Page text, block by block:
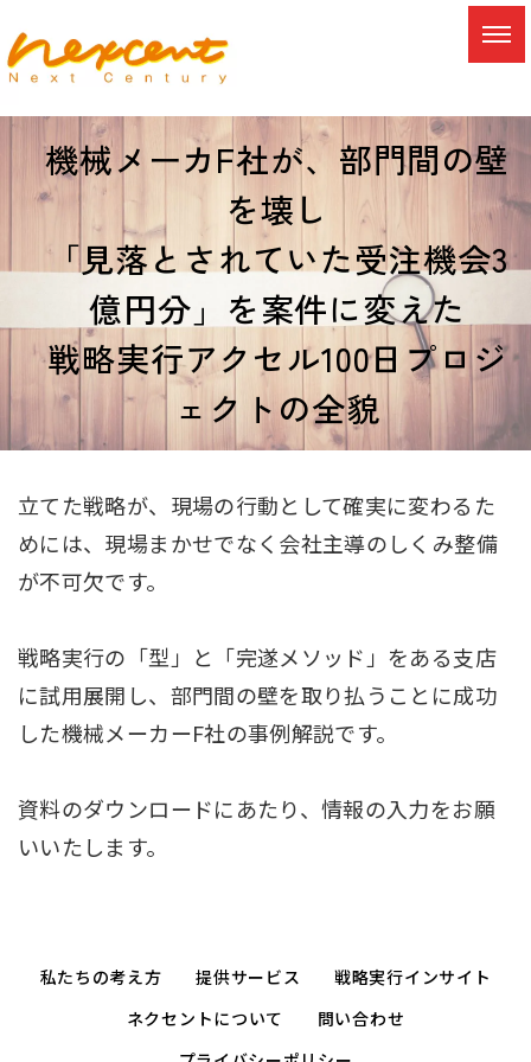
機械メーカF社が、部門間の壁
を壊し
「見落とされていた受注機会3
億円分」を案件に変えた
戦略実行アクセル100日プロジ
ェクトの全貌
立てた戦略が、現場の行動として確実に変わるた
めには、現場まかせでなく会社主導のしくみ整備
が不可欠です。
戦略実行の「型」と「完遂メソッド」をある支店
に試用展開し、部門間の壁を取り払うことに成功
した機械メーカーF社の事例解説です。
資料のダウンロードにあたり、情報の入力をお願
いいたします。
私たちの考え方 提供サービス
戦略実行インサイト
ネクセントについて
問い合わせ